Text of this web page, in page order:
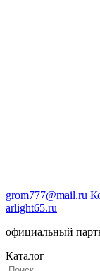
grom777@mail.ru
arlight65.ru
официальный
Каталог